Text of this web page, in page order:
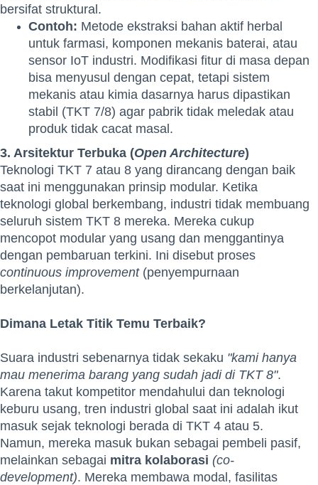
bersifat struktural.
Contoh: Metode ekstraksi bahan aktif herbal
untuk farmasi, komponen mekanis baterai, atau
sensor IoT industri. Modifikasi fitur di masa depan
bisa menyusul dengan cepat, tetapi sistem
mekanis atau kimia dasarnya harus dipastikan
stabil (TKT 7/8) agar pabrik tidak meledak atau
produk tidak cacat masal.
3. Arsitektur Terbuka (Open Architecture)
Teknologi TKT 7 atau 8 yang dirancang dengan baik
saat ini menggunakan prinsip modular. Ketika
teknologi global berkembang, industri tidak membuang
seluruh sistem TKT 8 mereka. Mereka cukup
mencopot modular yang usang dan menggantinya
dengan pembaruan terkini. Ini disebut proses
continuous improvement(penyempurnaan
berkelanjutan).
Dimana Letak Titik Temu Terbaik?
Suara industri sebenarnya tidak sekaku "kami hanya
mau menerima barang yang sudah jadi di TKT 8".
Karena takut kompetitor mendahului dan teknologi
keburu usang, tren industri global saat ini adalah ikut
masuk sejak teknologi berada di TKT 4 atau 5.
Namun, mereka masuk bukan sebagai pembeli pasif,
melainkan sebagai mitra kolaborasi (co-
development). Mereka membawa modal, fasilitas